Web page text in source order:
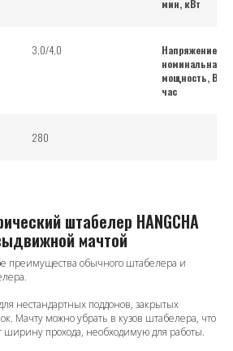
мин, кВт
3,0/4,0
Напряжение
номинальная
мощность, В/
час
280
штабелер HANGCHA
мачтой
преимущества обычного штабелера и
нестандартных поддонов, закрытых
Мачту можно убрать в кузов штабелера, что
прохода, необходимую для работы.